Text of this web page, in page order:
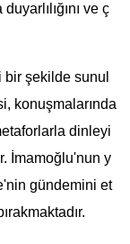
ve ç
bir şekilde sunul
konuşmalarında
dinleyi
İmamoğlu'nun y
gündemini et